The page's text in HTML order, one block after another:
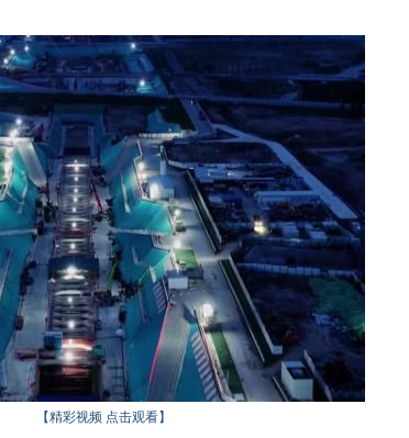
【精彩视频 点击观看】